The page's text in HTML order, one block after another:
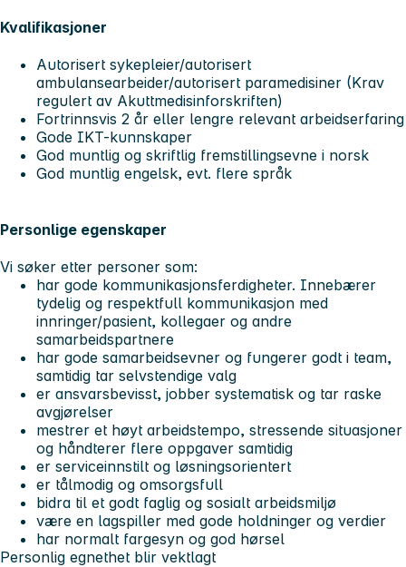
Kvalifikasjoner
Autorisert sykepleier/autorisert
ambulansearbeider/autorisert paramedisiner (Krav
regulert av Akuttmedisinforskriften)
Fortrinnsvis 2 år eller lengre relevant arbeidserfaring
Gode IKT-kunnskaper
God muntlig og skriftlig fremstillingsevne i norsk
God muntlig engelsk, evt. flere språk
Personlige egenskaper
Vi søker etter personer som:
har gode kommunikasjonsferdigheter. Innebærer
tydelig og respektfull kommunikasjon med
innringer/pasient, kollegaer og andre
samarbeidspartnere
har gode samarbeidsevner og fungerer godt i team,
samtidig tar selvstendige valg
er ansvarsbevisst, jobber systematisk og tar raske
avgjørelser
mestrer et høyt arbeidstempo, stressende situasjoner
og håndterer flere oppgaver samtidig
er serviceinnstilt og løsningsorientert
er tålmodig og omsorgsfull
bidra til et godt faglig og sosialt arbeidsmiljø
være en lagspiller med gode holdninger og verdier
har normalt fargesyn og god hørsel
Personlig egnethet blir vektlagt